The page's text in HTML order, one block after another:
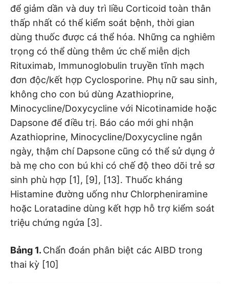
để giảm dần và duy trì liều Corticoid toàn thân
thấp nhất có thể kiểm soát bệnh, thời gian
dùng thuốc được cá thể hóa. Những ca nghiêm
trọng có thể dùng thêm ức chế miễn dịch
Rituximab, Immunoglobulin truyền tĩnh mạch
đơn độc/kết hợp Cyclosporine. Phụ nữ sau sinh,
không cho con bú dùng Azathioprine,
Minocycline/Doxycycline với Nicotinamide hoặc
Dapsone để điều trị. Báo cáo mới ghi nhận
Azathioprine, Minocycline/Doxycycline ngắn
ngày, thậm chí Dapsone cũng có thể sử dụng ở
bà mẹ cho con bú khi có chế độ theo dõi trẻ sơ
sinh phù hợp [1], [9], [13]. Thuốc kháng
Histamine đường uống như Chlorpheniramine
hoặc Loratadine dùng kết hợp hỗ trợ kiểm soát
triệu chứng ngứa [3].
Bảng 1. Chẩn đoán phân biệt các AIBD trong
thai kỳ [10]